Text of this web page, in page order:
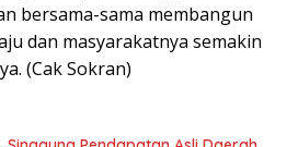
bersama-sama membangun
dan masyarakatnya semakin
(Cak Sokran)